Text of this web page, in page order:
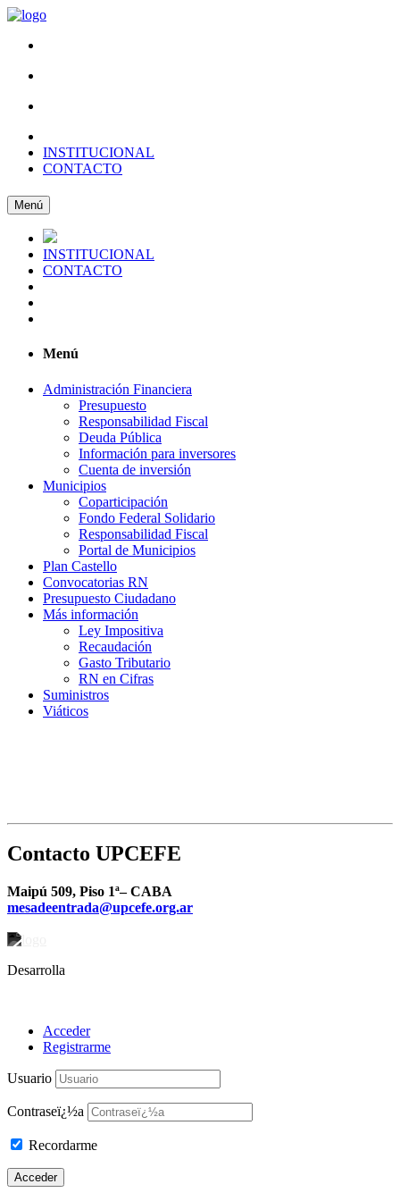
INSTITUCIONAL
CONTACTO
Menú
INSTITUCIONAL
CONTACTO
Menú
Administración Financiera
Presupuesto
Responsabilidad Fiscal
Deuda Pública
Información para inversores
Cuenta de inversión
Municipios
Coparticipación
Fondo Federal Solidario
Responsabilidad Fiscal
Portal de Municipios
Plan Castello
Convocatorias RN
Presupuesto Ciudadano
Más información
Ley Impositiva
Recaudación
Gasto Tributario
RN en Cifras
Suministros
Viáticos
Contacto UPCEFE
Maipú 509, Piso 1ª– CABA
mesadeentrada@upcefe.org.ar
Desarrolla
Acceder
Registrarme
Usuario
Contraseï¿½a
Recordarme
Acceder